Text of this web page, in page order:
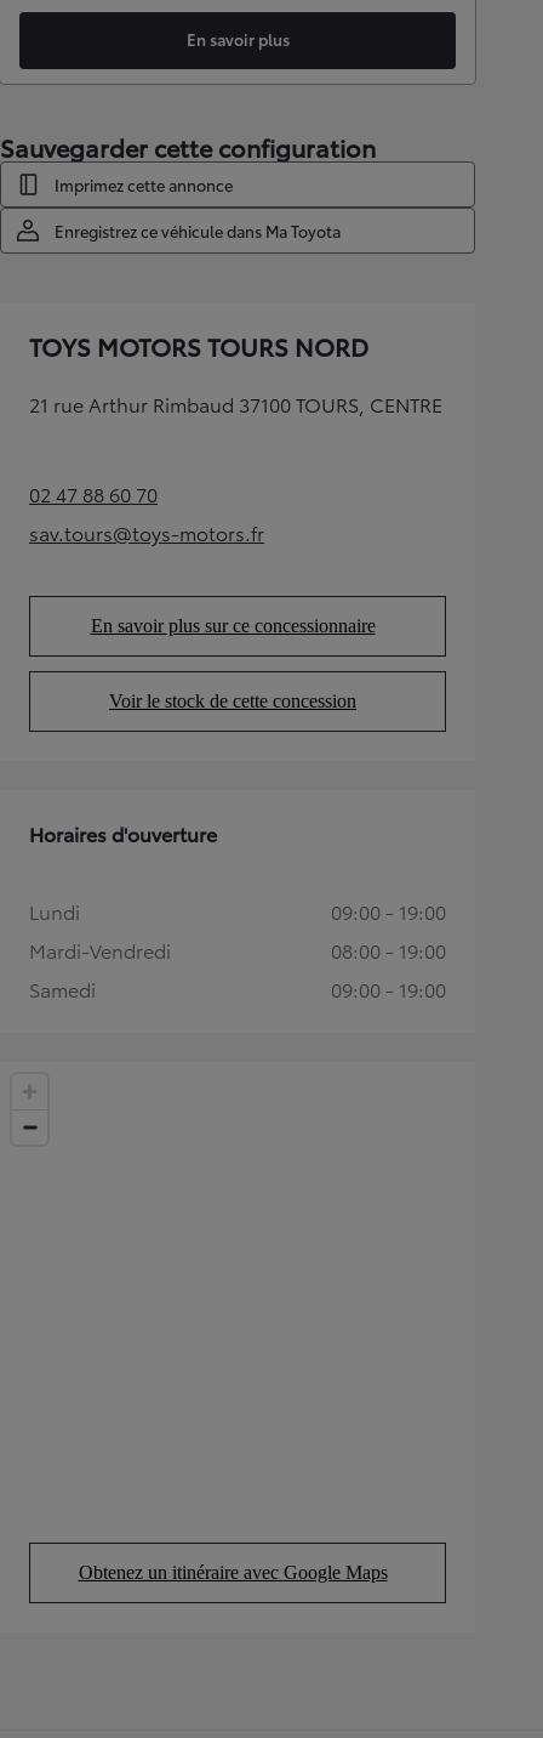
En savoir plus
Sauvegarder cette configuration
Imprimez cette annonce
Enregistrez ce véhicule dans Ma Toyota
TOYS MOTORS TOURS NORD
21 rue Arthur Rimbaud 37100 TOURS, CENTRE
02 47 88 60 70(Opens in new tab)
sav.tours@toys-motors.fr
(Opens in new tab)
En savoir plus sur ce concessionnaire
(Opens in new tab)
Voir le stock de cette concession
(Opens in new tab)
Obtenez un itinéraire avec Google Maps
(Opens in new tab)
Horaires d'ouverture
Lundi
09:00 - 19:00
Mardi-Vendredi
08:00 - 19:00
Samedi
09:00 - 19:00